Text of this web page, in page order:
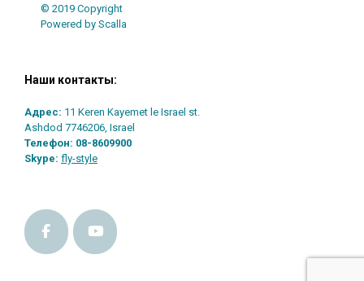
© 2019 Copyright
Powered by Scalla
Наши контакты:
Адрес: 11 Keren Kayemet le Israel st.
Ashdod 7746206, Israel
Телефон: 08-8609900
Skype: fly-style